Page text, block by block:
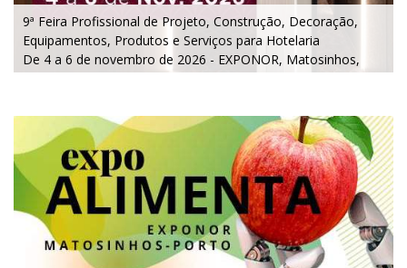
9ª Feira Profissional de Projeto, Construção, Decoração,
Equipamentos, Produtos e Serviços para Hotelaria
De 4 a 6 de novembro de 2026 - EXPONOR, Matosinhos,
Porto